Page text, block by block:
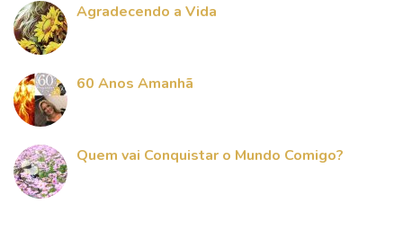
Agradecendo a Vida
60 Anos Amanhã
Quem vai Conquistar o Mundo Comigo?